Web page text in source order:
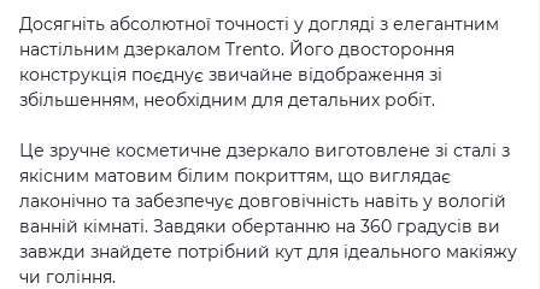
Досягніть абсолютної точності у догляді з елегантним
настільним дзеркалом Trento. Його двостороння
конструкція поєднує звичайне відображення зі
збільшенням, необхідним для детальних робіт.
Це зручне косметичне дзеркало виготовлене зі сталі з
якісним матовим білим покриттям, що виглядає
лаконічно та забезпечує довговічність навіть у вологій
ванній кімнаті. Завдяки обертанню на 360 градусів ви
завжди знайдете потрібний кут для ідеального макіяжу
чи гоління.